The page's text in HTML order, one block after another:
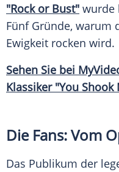
"Rock or Bust" wurde
Fünf Gründe, warum
Ewigkeit rocken wird.
Sehen Sie bei
Klassiker "You
Die Fans: Vom
Das Publikum der